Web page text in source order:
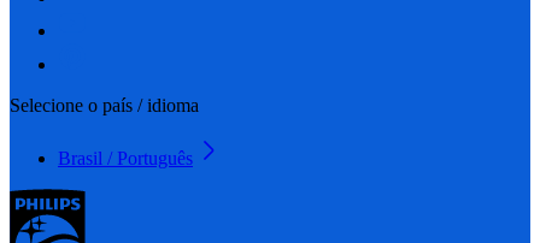
Selecione o país / idioma
Brasil / Português